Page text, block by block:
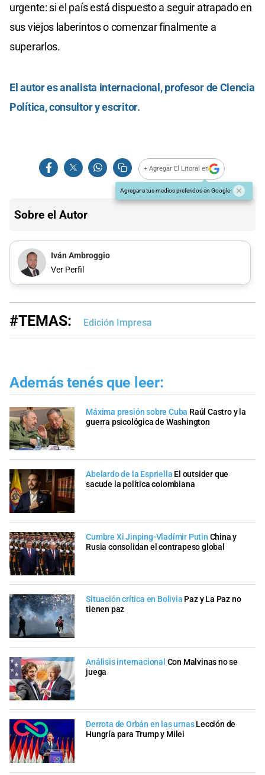
urgente: si el país está dispuesto a seguir atrapado en
sus viejos laberintos o comenzar finalmente a
superarlos.
El autor es analista internacional, profesor de Ciencia
Política, consultor y escritor.
+ Agregar El Litoral en
Agregar a tus medios preferidos en Google
Sobre el Autor
Iván Ambroggio
Ver Perfil
#TEMAS: Edición Impresa
Además tenés que leer:
Máxima presión sobre Cuba Raúl Castro y la
guerra psicológica de Washington
Abelardo de la Espriella El outsider que
sacude la política colombiana
Cumbre Xi Jinping-Vladímir Putin China y
Rusia consolidan el contrapeso global
Situación crítica en Bolivia Paz y La Paz no
tienen paz
Análisis internacional Con Malvinas no se
juega
Derrota de Orbán en las urnas Lección de
Hungría para Trump y Milei